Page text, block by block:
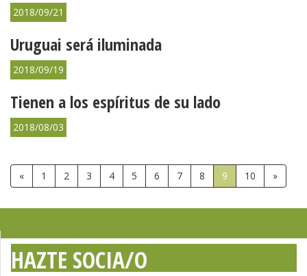
2018/09/21
Uruguai será iluminada
2018/09/19
Tienen a los espíritus de su lado
2018/08/03
« 1 2 3 4 5 6 7 8 9 10 »
HAZTE SOCIA/O